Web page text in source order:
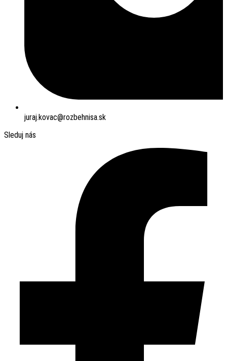
juraj.kovac@rozbehnisa.sk
Sleduj nás